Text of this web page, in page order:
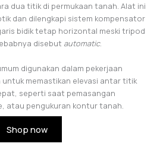
dua titik di permukaan tanah. Alat ini
dan dilengkapi sistem kompensator
bidik tetap horizontal meski tripod
disebut automatic.
digunakan dalam pekerjaan
memastikan elevasi antar titik
seperti saat pemasangan
atau pengukuran kontur tanah.
Shop now